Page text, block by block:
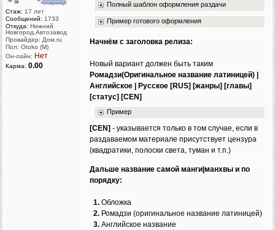
Стаж: 17 лет
Сообщений: 1733
Откуда: Нижний
Новгород.Автозавод
Провайдер: Дом.ru
Пол: Otoko (M)
Он-лайн: Нет
Карма: 0.00
Полный шаблон оформления раздачи
Пример готового оформления
Начнём с заголовка релиза:
Новый вариант должен быть таким
Ромадзи(Оригинальное название латиницей) |
Английское | Русское [RUS] [жанры] [главы]
[статус] [CEN]
Пример
[CEN] - указывается только в том случае, если в
раздаваемом материале присутствует цензура
(квадратики, полоски света, туман и т.п.)
Дальше название самой манги|манхвы и по
порядку:
1. Обложка
2. Ромадзи (оригинальное название латиницей)
3. Английское название